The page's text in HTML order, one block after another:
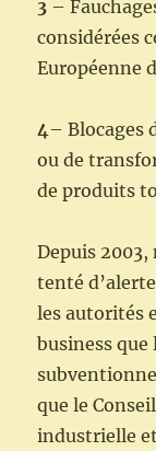
3 –
considérées
Européenne
4– Blocages
ou de
de produits
Depuis
tenté
les autorités
business que
que le
industrielle